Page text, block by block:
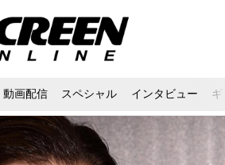
動画配信 スペシャル インタビュー